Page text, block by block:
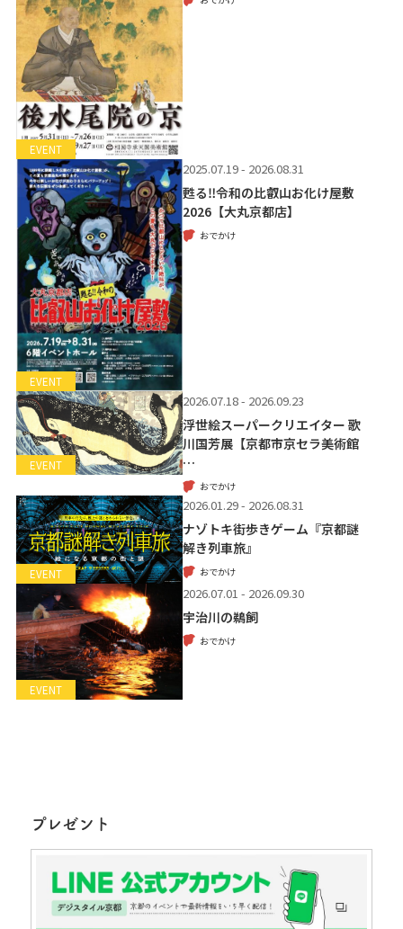
EVENT
EVENT
2025.07.19 - 2026.08.31
甦る‼令和の比叡山お化け屋敷
2026【大丸京都店】
おでかけ
EVENT
2026.07.18 - 2026.09.23
浮世絵スーパークリエイター 歌
川国芳展【京都市京セラ美術館
…
おでかけ
EVENT
2026.01.29 - 2026.08.31
ナゾトキ街歩きゲーム『京都謎
解き列車旅』
おでかけ
EVENT
2026.07.01 - 2026.09.30
宇治川の鵜飼
おでかけ
プレゼント